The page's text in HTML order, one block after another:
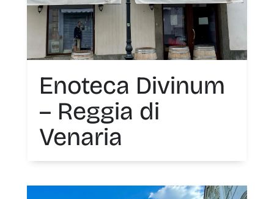
Enoteca Divinum
– Reggia di
Venaria